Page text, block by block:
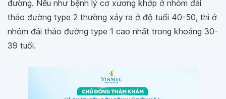
đường. Nếu như bệnh lý cơ xương khớp ở nhóm đái
tháo đường type 2 thường xảy ra ở độ tuổi 40-50, thì ở
nhóm đái tháo đường type 1 cao nhất trong khoảng 30-
39 tuổi.